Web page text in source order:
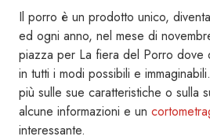
Il porro è un prodotto unico,
ed ogni anno, nel mese di
piazza per La fiera del Porro dove
in tutti i modi possibili e
più sulle sue caratteristiche o sulla
alcune informazioni e un
interessante.